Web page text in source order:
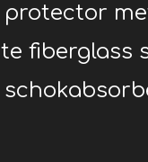
protector
fiberglass